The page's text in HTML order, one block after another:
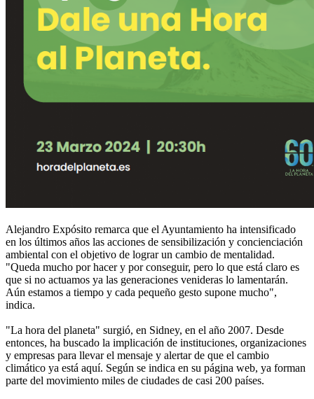
Alejandro Expósito remarca que el Ayuntamiento ha intensificado
en los últimos años las acciones de sensibilización y concienciación
ambiental con el objetivo de lograr un cambio de mentalidad.
"Queda mucho por hacer y por conseguir, pero lo que está claro es
que si no actuamos ya las generaciones venideras lo lamentarán.
Aún estamos a tiempo y cada pequeño gesto supone mucho",
indica.
"La hora del planeta" surgió, en Sidney, en el año 2007. Desde
entonces, ha buscado la implicación de instituciones, organizaciones
y empresas para llevar el mensaje y alertar de que el cambio
climático ya está aquí. Según se indica en su página web, ya forman
parte del movimiento miles de ciudades de casi 200 países.